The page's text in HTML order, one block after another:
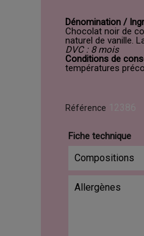
Dénomination /
Chocolat noir de
naturel de vanille.
DVC : 8 mois
Conditions de
températures
Référence
Fiche technique
Compositions
Allergènes